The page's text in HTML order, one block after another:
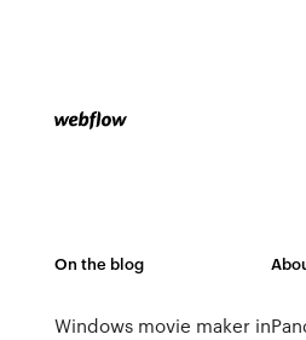
On the blog
Windows movie maker in